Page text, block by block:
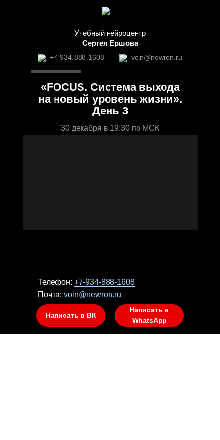
30 декабря в 19:30 по МСК
Учебный нейроцентр
Сергея Ершова
+7-934-888-1608
«FOCUS. Система выхода
на новый уровень жизни».
День 3
voin@newron.ru
Телефон: +7-934-888-1608
Написать в ВК
Написать в
WhatsApp
Почта: voin@newron.ru